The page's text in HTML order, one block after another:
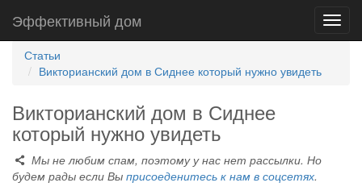
Эффективный дом
Статьи
Викторианский дом в Сиднее который нужно увидеть
Викторианский дом в Сиднее
который нужно увидеть
Мы не любим спам, поэтому у нас нет рассылки. Но
будем рады если Вы присоеденитесь к нам в соцсетях.